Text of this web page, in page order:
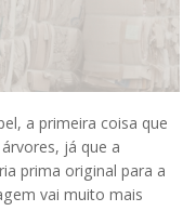
a primeira coisa que
já que a
prima original para a
vai muito mais